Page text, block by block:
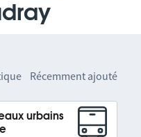
Récemment ajouté
urbains